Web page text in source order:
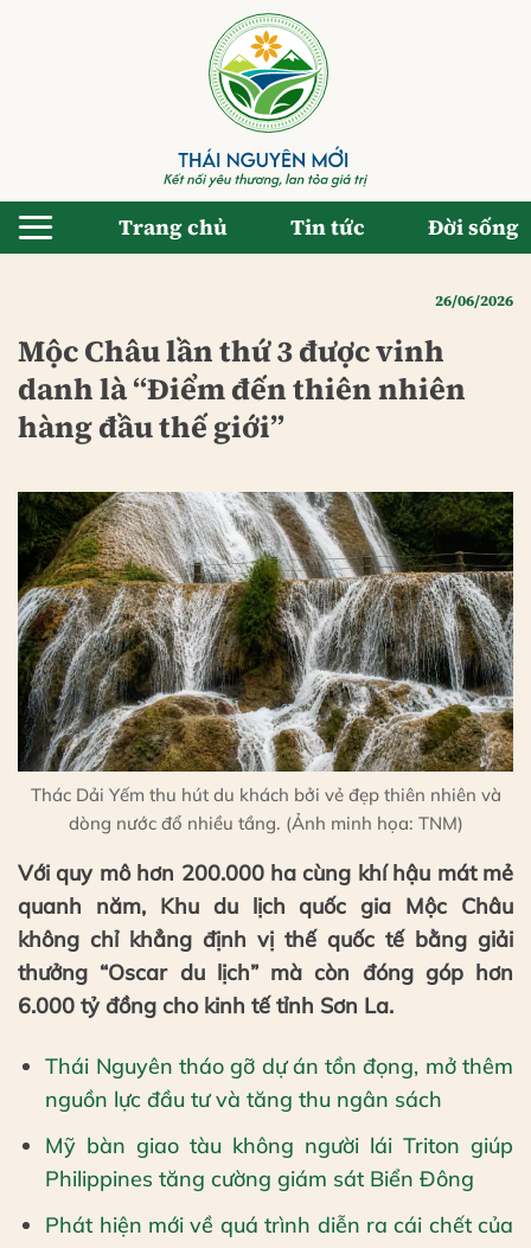
Trang chủ Tin tức Đời sống
26/06/2026
Mộc Châu lần thứ 3 được vinh
danh là “Điểm đến thiên nhiên
hàng đầu thế giới”
Thác Dải Yếm thu hút du khách bởi vẻ đẹp thiên nhiên và
dòng nước đổ nhiều tầng. (Ảnh minh họa: TNM)
Với quy mô hơn 200.000 ha cùng khí hậu mát mẻ
quanh năm, Khu du lịch quốc gia Mộc Châu
không chỉ khẳng định vị thế quốc tế bằng giải
thưởng “Oscar du lịch” mà còn đóng góp hơn
6.000 tỷ đồng cho kinh tế tỉnh Sơn La.
Thái Nguyên tháo gỡ dự án tồn đọng, mở thêm
nguồn lực đầu tư và tăng thu ngân sách
Mỹ bàn giao tàu không người lái Triton giúp
Philippines tăng cường giám sát Biển Đông
Phát hiện mới về quá trình diễn ra cái chết của